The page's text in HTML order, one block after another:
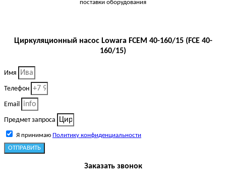
поставки оборудования
Циркуляционный насос Lowara FCEM 40-160/15 (FCE 40-
160/15)
Имя
Телефон
Email
Предмет запроса
Я принимаю Политику конфиденциальности
ОТПРАВИТЬ
Заказать звонок